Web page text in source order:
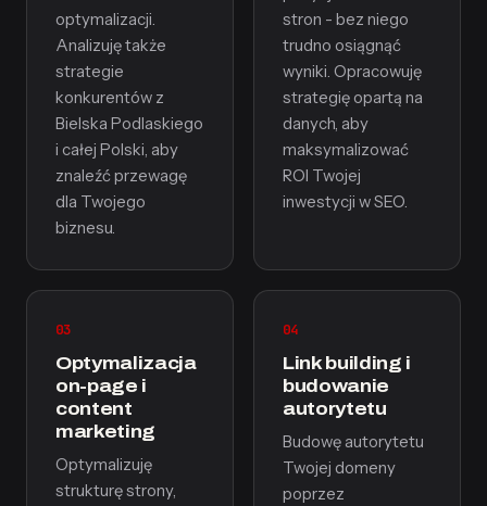
optymalizacji.
Analizuję także
strategie
konkurentów z
Bielska Podlaskiego
i całej Polski, aby
znaleźć przewagę
dla Twojego
biznesu.
stron - bez niego
trudno osiągnąć
wyniki. Opracowuję
strategię opartą na
danych, aby
maksymalizować
ROI Twojej
inwestycji w SEO.
03
Optymalizacja
on-page i
content
marketing
Optymalizuję
strukturę strony,
04
Link building i
budowanie
autorytetu
Budowę autorytetu
Twojej domeny
poprzez